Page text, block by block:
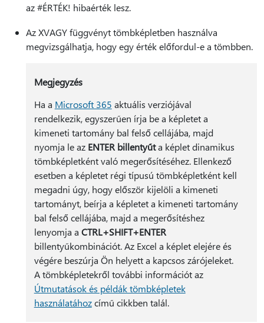
az #ÉRTÉK! hibaérték lesz.
Az XVAGY függvényt tömbképletben használva
megvizsgálhatja, hogy egy érték előfordul-e a tömbben.
Megjegyzés
Ha a Microsoft 365 aktuális verziójával
rendelkezik, egyszerűen írja be a képletet a
kimeneti tartomány bal felső cellájába, majd
nyomja le az ENTER billentyűta képlet dinamikus
tömbképletként való megerősítéséhez. Ellenkező
esetben a képletet régi típusú tömbképletként kell
megadni úgy, hogy először kijelöli a kimeneti
tartományt, beírja a képletet a kimeneti tartomány
bal felső cellájába, majd a megerősítéshez
lenyomja a CTRL+SHIFT+ENTER
billentyűkombinációt. Az Excel a képlet elejére és
végére beszúrja Ön helyett a kapcsos zárójeleket.
A tömbképletekről további információt az
Útmutatások és példák tömbképletek
használatáhozcímű cikkben talál.